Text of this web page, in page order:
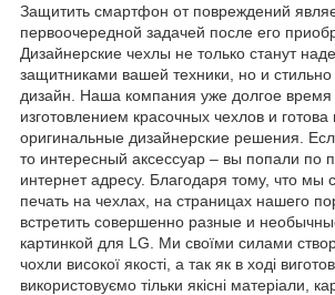
Защитить смартфон от повреждений
первоочередной задачей после его
Дизайнерские чехлы не только станут
защитниками вашей техники, но и стильно
дизайн. Наша компания уже долгое время
изготовлением красочных чехлов и
оригинальные дизайнерские решения.
то интересный аксессуар – вы попали по
интернет адресу. Благодаря тому, что мы
печать на чехлах, на страницах нашего
встретить совершенно разные и
картинкой для LG. Ми своїми силами
чохли високої якості, а так як в ході
використовуємо тільки якісні матеріали,